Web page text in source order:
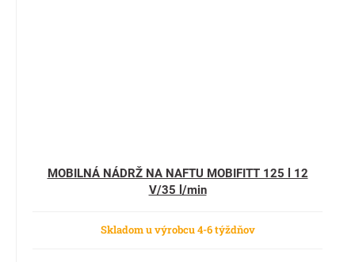
MOBILNÁ NÁDRŽ NA NAFTU MOBIFITT 125 l 12
V/35 l/min
Skladom u výrobcu 4-6 týždňov